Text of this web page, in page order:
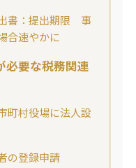
書：提出期限 事
合速やかに
必要な税務関連
町村役場に法人設
の登録申請